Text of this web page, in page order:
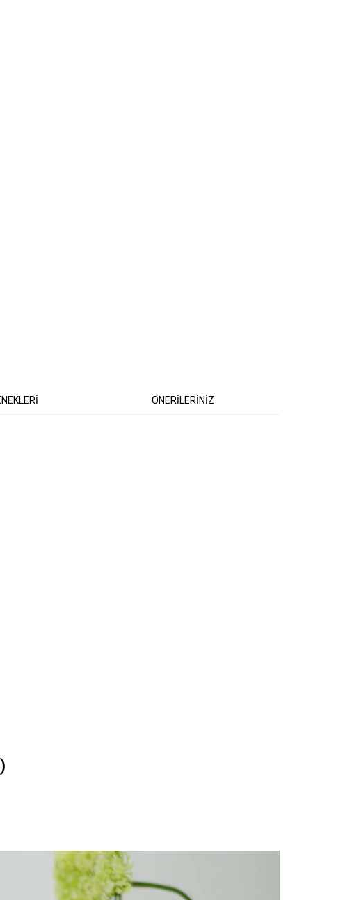
ÖNERİLERİNİZ